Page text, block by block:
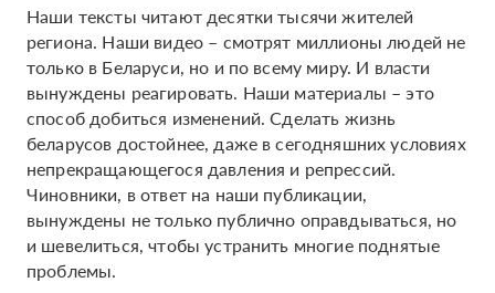
Наши тексты читают десятки тысячи жителей
региона. Наши видео – смотрят миллионы людей не
только в Беларуси, но и по всему миру. И власти
вынуждены реагировать. Наши материалы – это
способ добиться изменений. Сделать жизнь
беларусов достойнее, даже в сегодняшних условиях
непрекращающегося давления и репрессий.
Чиновники, в ответ на наши публикации,
вынуждены не только публично оправдываться, но
и шевелиться, чтобы устранить многие поднятые
проблемы.